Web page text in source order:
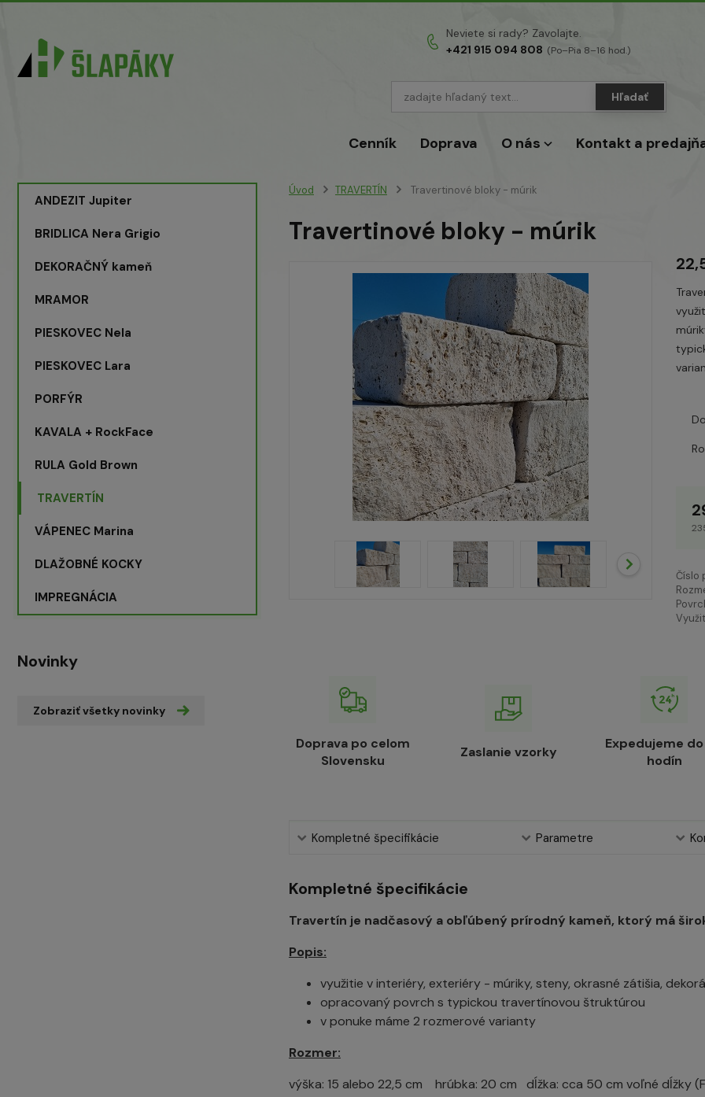
Cenník Doprava O nás Kontakt a
Hľadať
Neviete si rady? Zavolajte.
+421 915 094 808 (Po–Pia 8–16 hod.)
ANDEZIT Jupiter
BRIDLICA Nera Grigio
DEKORAČNÝ kameň
MRAMOR
PIESKOVEC Nela
PIESKOVEC Lara
PORFÝR
KAVALA + RockFace
RULA Gold Brown
TRAVERTÍN
VÁPENEC Marina
DLAŽOBNÉ KOCKY
IMPREGNÁCIA
Novinky
Zobraziť všetky novinky
Úvod TRAVERTÍN Travertinové bloky - múrik
Travertinové bloky - múrik
Číslo
Doprava po celom
Slovensku
Zaslanie vzorky
Expedujeme
hodín
Kompletné špecifikácie Parametre
Kompletné špecifikácie
Travertín je nadčasový a obľúbený prírodný kameň, ktorý má
Popis:
využitie v interiéry, exteriéry - múriky, steny, okrasné zátišia,
opracovaný povrch s typickou travertínovou štruktúrou
v ponuke máme 2 rozmerové varianty
Rozmer:
výška: 15 alebo 22,5 cm hrúbka: 20 cm dĺžka: cca 50 cm voľné dĺžky